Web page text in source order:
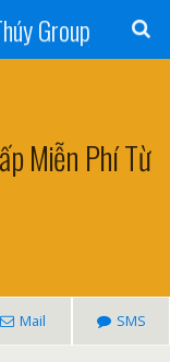
Group
Miễn Phí Từ
Mail SMS